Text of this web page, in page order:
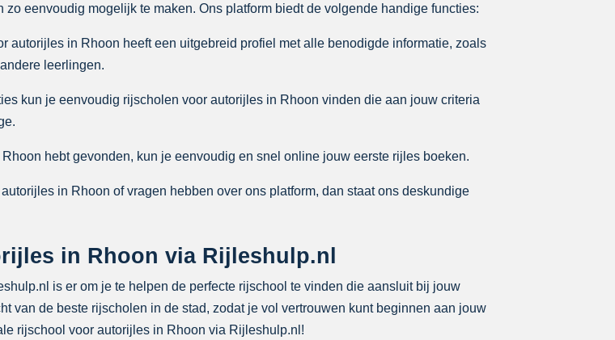
eenvoudig mogelijk te maken. Ons platform biedt de volgende handige functies:
autorijles in Rhoon heeft een uitgebreid profiel met alle benodigde informatie, zoals
leerlingen.
kun je eenvoudig rijscholen voor autorijles in Rhoon vinden die aan jouw criteria
hebt gevonden, kun je eenvoudig en snel online jouw eerste rijles boeken.
in Rhoon of vragen hebben over ons platform, dan staat ons deskundige
in Rhoon via Rijleshulp.nl
is er om je te helpen de perfecte rijschool te vinden die aansluit bij jouw
van de beste rijscholen in de stad, zodat je vol vertrouwen kunt beginnen aan jouw
rijschool voor autorijles in Rhoon via Rijleshulp.nl!